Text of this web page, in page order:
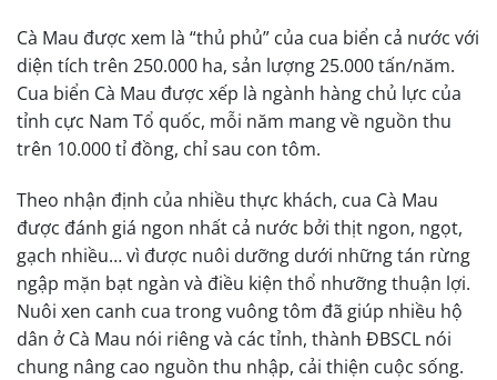
Cà Mau được xem là “thủ phủ” của cua biển cả nước với
diện tích trên 250.000 ha, sản lượng 25.000 tấn/năm.
Cua biển Cà Mau được xếp là ngành hàng chủ lực của
tỉnh cực Nam Tổ quốc, mỗi năm mang về nguồn thu
trên 10.000 tỉ đồng, chỉ sau con tôm.
Theo nhận định của nhiều thực khách, cua Cà Mau
được đánh giá ngon nhất cả nước bởi thịt ngon, ngọt,
gạch nhiều… vì được nuôi dưỡng dưới những tán rừng
ngập mặn bạt ngàn và điều kiện thổ nhưỡng thuận lợi.
Nuôi xen canh cua trong vuông tôm đã giúp nhiều hộ
dân ở Cà Mau nói riêng và các tỉnh, thành ĐBSCL nói
chung nâng cao nguồn thu nhập, cải thiện cuộc sống.